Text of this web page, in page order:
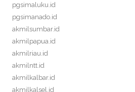
pgsimaluku.id
pgsimanado.id
akmilsumbar.id
akmilpapua.id
akmilriau.id
akmilntt.id
akmilkalbar.id
akmilkalsel.id